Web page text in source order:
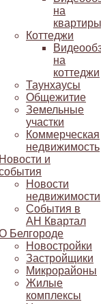
на
квартиры
Коттеджи
на
коттеджи
Таунхаусы
Общежитие
Земельные
участки
Коммерческая
недвижимость
Новости и
Новости
недвижимости
События в
АН Квартал
Белгороде
Новостройки
Застройщики
Микрорайоны
Жилые
комплексы